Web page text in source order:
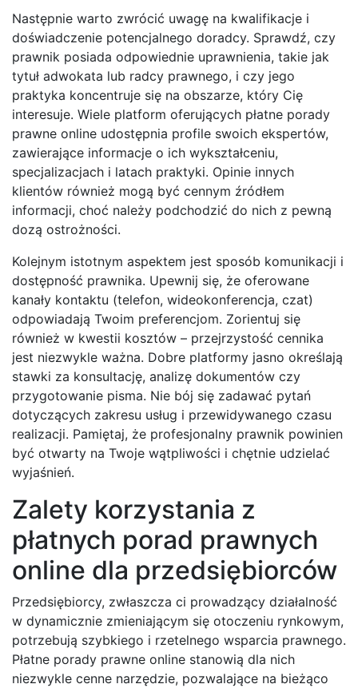
Następnie warto zwrócić uwagę na kwalifikacje i
doświadczenie potencjalnego doradcy. Sprawdź, czy
prawnik posiada odpowiednie uprawnienia, takie jak
tytuł adwokata lub radcy prawnego, i czy jego
praktyka koncentruje się na obszarze, który Cię
interesuje. Wiele platform oferujących płatne porady
prawne online udostępnia profile swoich ekspertów,
zawierające informacje o ich wykształceniu,
specjalizacjach i latach praktyki. Opinie innych
klientów również mogą być cennym źródłem
informacji, choć należy podchodzić do nich z pewną
dozą ostrożności.
Kolejnym istotnym aspektem jest sposób komunikacji i
dostępność prawnika. Upewnij się, że oferowane
kanały kontaktu (telefon, wideokonferencja, czat)
odpowiadają Twoim preferencjom. Zorientuj się
również w kwestii kosztów – przejrzystość cennika
jest niezwykle ważna. Dobre platformy jasno określają
stawki za konsultację, analizę dokumentów czy
przygotowanie pisma. Nie bój się zadawać pytań
dotyczących zakresu usług i przewidywanego czasu
realizacji. Pamiętaj, że profesjonalny prawnik powinien
być otwarty na Twoje wątpliwości i chętnie udzielać
wyjaśnień.
Zalety korzystania z
płatnych porad prawnych
online dla przedsiębiorców
Przedsiębiorcy, zwłaszcza ci prowadzący działalność
w dynamicznie zmieniającym się otoczeniu rynkowym,
potrzebują szybkiego i rzetelnego wsparcia prawnego.
Płatne porady prawne online stanowią dla nich
niezwykle cenne narzędzie, pozwalające na bieżąco